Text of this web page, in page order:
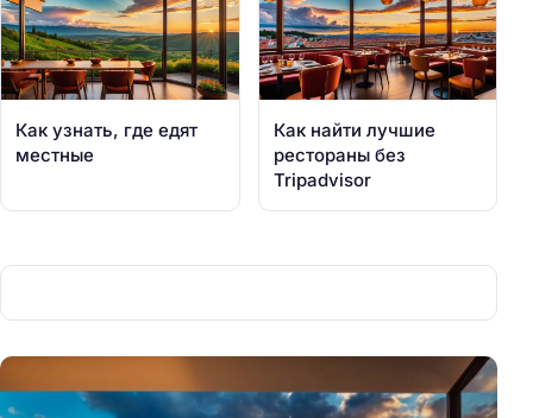
Как узнать, где едят
местные
Как найти лучшие
рестораны без
Tripadvisor